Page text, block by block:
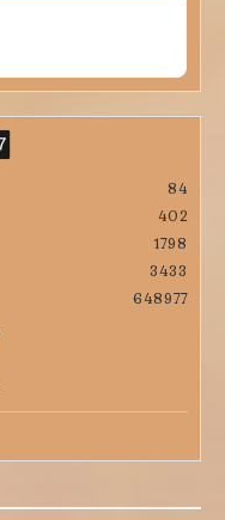
84
402
1798
3433
648977